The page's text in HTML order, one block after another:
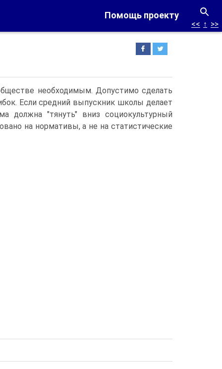
Помощь проекту
<< ↑ >>
необходимым. Допустимо сделать
Если средний выпускник школы делает
должна "тянуть" вниз социокультурный
на нормативы, а не на статистические